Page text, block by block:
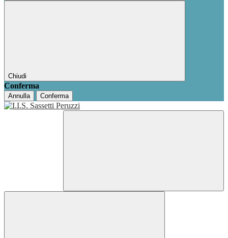
Chiudi
Conferma
Annulla Conferma